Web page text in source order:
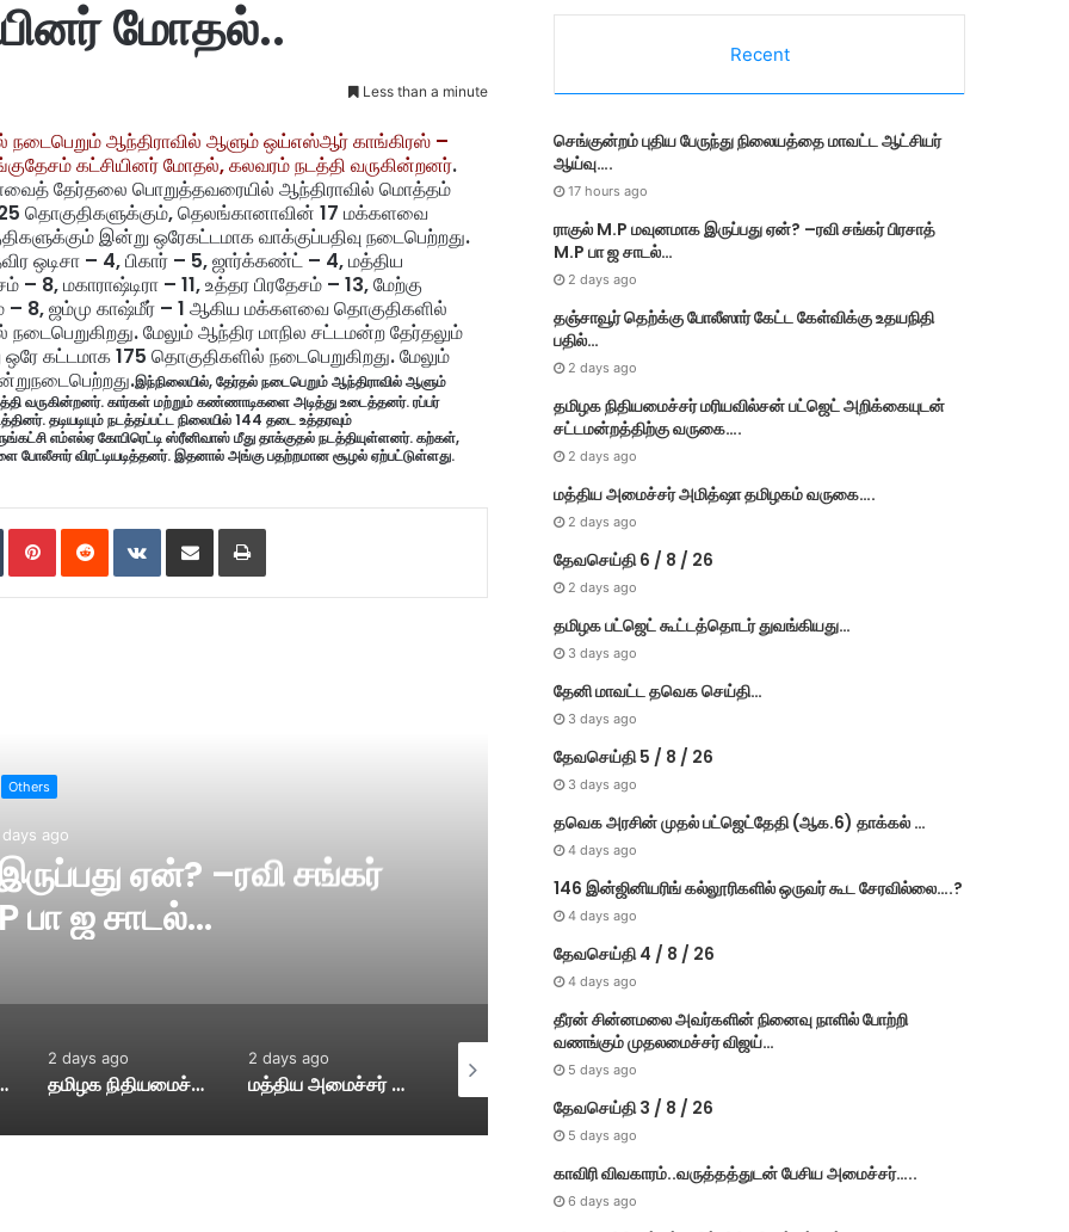
மோதல்..
Less than a minute
நடைபெறும் ஆந்திராவில் ஆளும் ஒய்எஸ்ஆர் காங்கிரஸ் –
கட்சியினர் மோதல், கலவரம் நடத்தி வருகின்றனர்.
தேர்தலை பொறுத்தவரையில் ஆந்திராவில் மொத்தம்
தொகுதிகளுக்கும், தெலங்கானாவின் 17 மக்களவை
இன்று ஒரேகட்டமாக வாக்குப்பதிவு நடைபெற்றது.
ஒடிசா – 4, பிகார் – 5, ஜார்க்கண்ட் – 4, மத்திய
– 8, மகாராஷ்டிரா – 11, உத்தர பிரதேசம் – 13, மேற்கு
8, ஜம்மு காஷ்மீர் – 1 ஆகிய மக்களவை தொகுதிகளில்
நடைபெறுகிறது. மேலும் ஆந்திர மாநில சட்டமன்ற தேர்தலும்
கட்டமாக 175 தொகுதிகளில் நடைபெறுகிறது. மேலும்
நடைபெற்றது.இந்நிலையில், தேர்தல் நடைபெறும் ஆந்திராவில் ஆளும்
வருகின்றனர். கார்கள் மற்றும் கண்ணாடிகளை அடித்து உடைத்தனர். ரப்பர்
தடியடியும் நடத்தப்பட்ட நிலையில் 144 தடை உத்தரவும்
எம்எல்ஏ கோபிரெட்டி ஸ்ரீனிவாஸ் மீது தாக்குதல் நடத்தியுள்ளனர். கற்கள்,
விரட்டியடித்தனர். இதனால் அங்கு பதற்றமான சூழல் ஏற்பட்டுள்ளது.
Tumblr Pinterest Reddit VKontakte
Others
ago
ஏன்? –ரவி சங்கர்
பிரசாத் M.P பா ஜ சாடல்…
2 days ago
தஞ்சாவூர் தெற்க்கு போலீஸார் கேட்ட கேள்விக்கு
உதயநிதி பதில்…
2 days ago
தமி​ழ​க நிதியமைச்சர் மரியவில்சன் பட்ஜெட் அறிக்கையுடன் சட்டமன்றத்திற்கு வருகை….
2 days ago
மத்திய அமைச்சர் அமித்ஷா தமிழகம் வருகை…. தேவசெய்தி 6 / 8 / 26
e
s
Recent
செங்குன்றம் புதிய பேருந்து நிலையத்தை மாவட்ட ஆட்சியர்
ஆய்வு….
17 hours ago
ராகுல் M.P மவுனமாக இருப்பது ஏன்? –ரவி சங்கர் பிரசாத்
M.P பா ஜ சாடல்…
2 days ago
தஞ்சாவூர் தெற்க்கு போலீஸார் கேட்ட கேள்விக்கு உதயநிதி
பதில்…
2 days ago
தமி​ழ​க நிதியமைச்சர் மரியவில்சன் பட்ஜெட் அறிக்கையுடன்
சட்டமன்றத்திற்கு வருகை….
2 days ago
மத்திய அமைச்சர் அமித்ஷா தமிழகம் வருகை….
2 days ago
தேவசெய்தி 6 / 8 / 26
2 days ago
தமிழக பட்ஜெட் கூட்டத்தொடர் துவங்கியது…
3 days ago
தேனி மாவட்ட தவெக செய்தி…
3 days ago
தேவசெய்தி 5 / 8 / 26
3 days ago
தவெக அரசின் முதல் பட்​ஜெட்தேதி (ஆக.6) தாக்​கல் …
4 days ago
146 இன்ஜினியரிங் கல்லூரிகளில் ஒருவர் கூட சேரவில்லை….?
4 days ago
தேவசெய்தி 4 / 8 / 26
4 days ago
தீரன் சின்னமலை அவர்களின் நினைவு நாளில் போற்றி
வணங்கும் முதலமைச்சர் விஜய்…
5 days ago
தேவசெய்தி 3 / 8 / 26
5 days ago
காவிரி விவகாரம்..வருத்தத்துடன் பேசிய அமைச்சர்…..
6 days ago